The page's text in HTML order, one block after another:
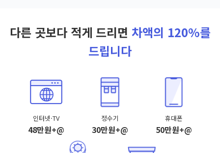
다른 곳보다 적게 드리면 차액의 120%를
드립니다
인터넷·TV
48만원+@
정수기
30만원+@
휴대폰
50만원+@